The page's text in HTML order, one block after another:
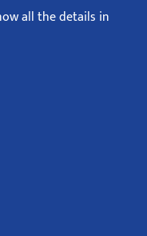
all the details in